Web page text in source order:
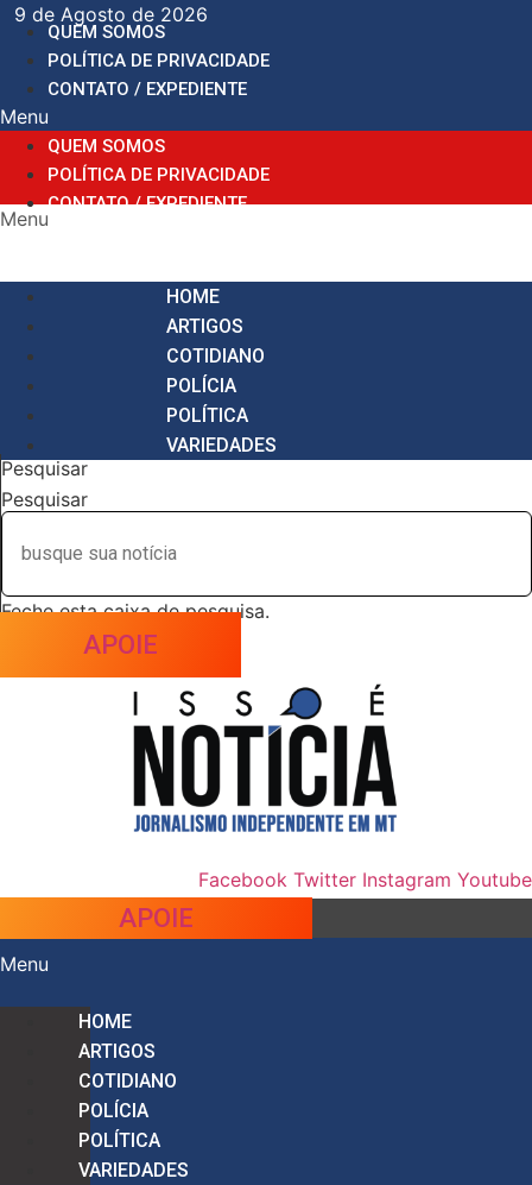
para
conteúdo
9 de Agosto de 2026
QUEM SOMOS
POLÍTICA DE PRIVACIDADE
CONTATO / EXPEDIENTE
Menu
QUEM SOMOS
POLÍTICA DE PRIVACIDADE
CONTATO / EXPEDIENTE
Menu
HOME
ARTIGOS
COTIDIANO
POLÍCIA
POLÍTICA
VARIEDADES
Pesquisar
Pesquisar
Feche esta caixa de pesquisa.
APOIE
Facebook Twitter Instagram Youtube
APOIE
Menu
HOME
ARTIGOS
COTIDIANO
POLÍCIA
POLÍTICA
VARIEDADES